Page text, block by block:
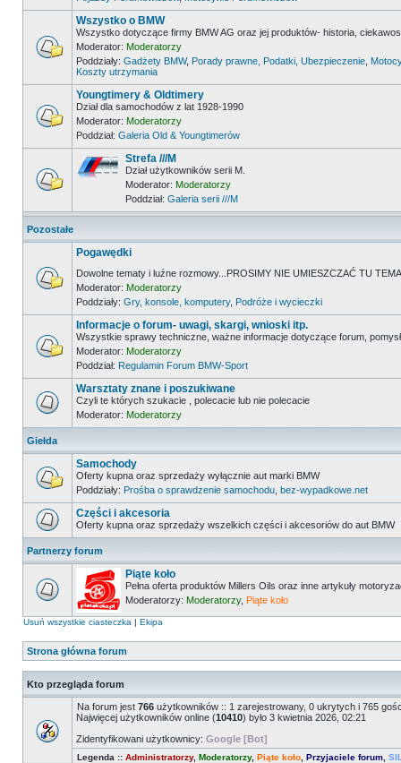
Wszystko o BMW
Wszystko dotyczące firmy BMW AG oraz jej produktów- historia,
Moderator: Moderatorzy
Poddziały: Gadżety BMW, Porady prawne, Podatki, Ubezpieczenie
Koszty utrzymania
Youngtimery & Oldtimery
Dział dla samochodów z lat 1928-1990
Moderator: Moderatorzy
Poddział: Galeria Old & Youngtimerów
Strefa ///M
Dział użytkowników serii M.
Moderator: Moderatorzy
Poddział: Galeria serii ///M
Pozostałe
Pogawędki
Dowolne tematy i luźne rozmowy...PROSIMY NIE UMIESZCZAĆ TU
Moderator: Moderatorzy
Poddziały: Gry, konsole, komputery, Podróże i wycieczki
Informacje o forum- uwagi, skargi, wnioski itp.
Wszystkie sprawy techniczne, ważne informacje dotyczące forum,
Moderator: Moderatorzy
Poddział: Regulamin Forum BMW-Sport
Warsztaty znane i poszukiwane
Czyli te których szukacie , polecacie lub nie polecacie
Moderator: Moderatorzy
Giełda
Samochody
Oferty kupna oraz sprzedaży wyłącznie aut marki BMW
Poddziały: Prośba o sprawdzenie samochodu bez-wypadkowe.net
Części i akcesoria
Oferty kupna oraz sprzedaży wszelkich części i akcesoriów do aut BMW
Partnerzy forum
Piąte koło
Pełna oferta produktów Millers Oils oraz inne artykuły
Moderatorzy: Moderatorzy, Piąte koło
Usuń wszystkie ciasteczka | Ekipa
Strona główna forum
Kto przegląda forum
Na forum jest 766 użytkowników :: 1 zarejestrowany, 0 ukrytych i 765
Najwięcej użytkowników online (10410) było 3 kwietnia 2026, 02:21
Zidentyfikowani użytkownicy: Google [Bot]
Legenda :: Administratorzy, Moderatorzy, Piąte koło Przyjaciele forum